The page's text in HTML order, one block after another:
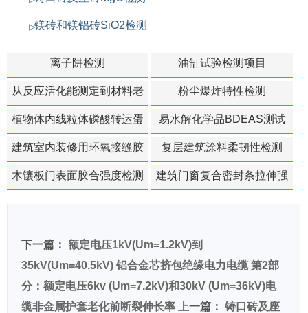
镁砖和镁铝砖SiO2检测
离子阱检测 油缸试验检测项目
从反应活化能测定到材料老
化寿命预测的经典模型
粉尘爆炸特性检测
植物体内线粒体磷酸转运蛋
白活性检测
易水解化学品BDEAS测试
建筑室内装修用环氧接缝胶
苯含量检测
复层建筑涂料柔韧性检测
木镶板门表面胶合强度检测
建筑门窗复合密封条拉伸强
下一篇： 额定电压1kV(Um=1.2kV)到
35kV(Um=40.5kV) 铝合金芯挤包绝缘电力电缆 第2部
分：额定电压6kv (Um=7.2kV)和30kV (Um=36kV)电
缆非金属护套老化前断裂伸长率 上一篇： 铸口砖及座